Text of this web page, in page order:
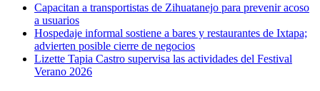
Capacitan a transportistas de Zihuatanejo para prevenir acoso
a usuarios
Hospedaje informal sostiene a bares y restaurantes de Ixtapa;
advierten posible cierre de negocios
Lizette Tapia Castro supervisa las actividades del Festival
Verano 2026